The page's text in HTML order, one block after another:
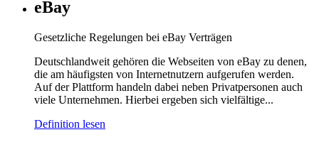
eBay
Gesetzliche Regelungen bei eBay Verträgen
Deutschlandweit gehören die Webseiten von eBay zu denen,
die am häufigsten von Internetnutzern aufgerufen werden.
Auf der Plattform handeln dabei neben Privatpersonen auch
viele Unternehmen. Hierbei ergeben sich vielfältige...
Definition lesen